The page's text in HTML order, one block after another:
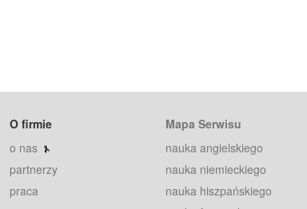
O firmie
o nas
partnerzy
praca
Mapa Serwisu
nauka angielskiego
nauka niemieckiego
nauka hiszpańskiego